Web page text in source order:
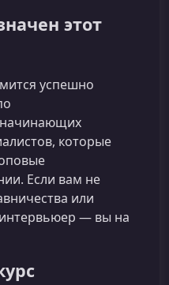
этот
успешно
которые
Если вам не
или
— вы на